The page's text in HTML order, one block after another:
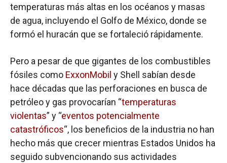
temperaturas más altas en los océanos y masas
de agua, incluyendo el Golfo de México, donde se
formó el huracán que se fortaleció rápidamente.
Pero a pesar de que gigantes de los combustibles
fósiles como ExxonMobil y Shell sabían desde
hace décadas que las perforaciones en busca de
petróleo y gas provocarían “temperaturas
violentas” y “eventos potencialmente
catastróficos“, los beneficios de la industria no han
hecho más que crecer mientras Estados Unidos ha
seguido subvencionando sus actividades